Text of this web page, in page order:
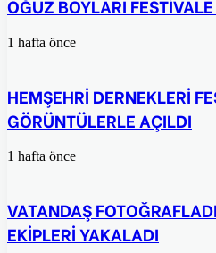
OĞUZ BOYLARI
1 hafta önce
HEMŞEHRİ DERNEKLERİ
GÖRÜNTÜLERLE AÇILDI
1 hafta önce
VATANDAŞ
EKİPLERİ YAKALADI